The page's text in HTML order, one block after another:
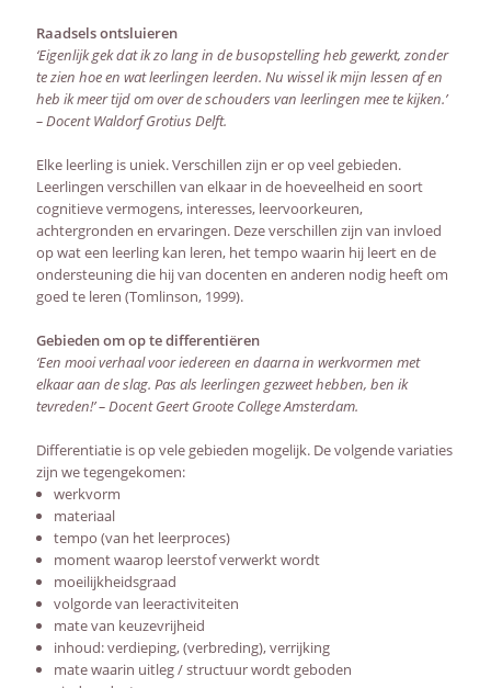
Raadsels ontsluieren
‘Eigenlijk gek dat ik zo lang in de busopstelling heb gewerkt, zonder
te zien hoe en wat leerlingen leerden. Nu wissel ik mijn lessen af en
heb ik meer tijd om over de schouders van leerlingen mee te kijken.’
– Docent Waldorf Grotius Delft.
Elke leerling is uniek. Verschillen zijn er op veel gebieden.
Leerlingen verschillen van elkaar in de hoeveelheid en soort
cognitieve vermogens, interesses, leervoorkeuren,
achtergronden en ervaringen. Deze verschillen zijn van invloed
op wat een leerling kan leren, het tempo waarin hij leert en de
ondersteuning die hij van docenten en anderen nodig heeft om
goed te leren (Tomlinson, 1999).
Gebieden om op te differentiëren
‘Een mooi verhaal voor iedereen en daarna in werkvormen met
elkaar aan de slag. Pas als leerlingen gezweet hebben, ben ik
tevreden!’ – Docent Geert Groote College Amsterdam.
Differentiatie is op vele gebieden mogelijk. De volgende variaties
zijn we tegengekomen:
werkvorm
materiaal
tempo (van het leerproces)
moment waarop leerstof verwerkt wordt
moeilijkheidsgraad
volgorde van leeractiviteiten
mate van keuzevrijheid
inhoud: verdieping, (verbreding), verrijking
mate waarin uitleg / structuur wordt geboden